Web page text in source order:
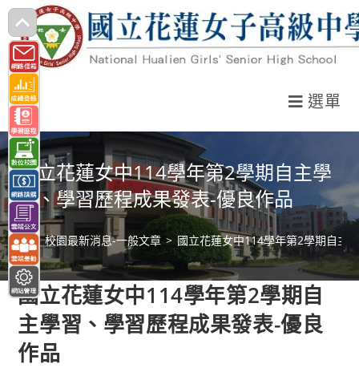
跳
轉
至
主
要
內
容
選單
國立花蓮女中114學年第2學期自主學
習、學習歷程成果發表-優良作品
> 校園最新消息-一般文章 > 國立花蓮女中114學年第2學期自主
國立花蓮女中114學年第2學期自
主學習、學習歷程成果發表-優良
作品